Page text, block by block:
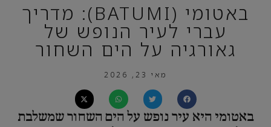
באטומי (BATUMI): מדריך
עברי לעיר הנופש של
גאורגיה על הים השחור
מאי 23, 2026
באטומי היא עיר נופש על הים השחור שמשלבת